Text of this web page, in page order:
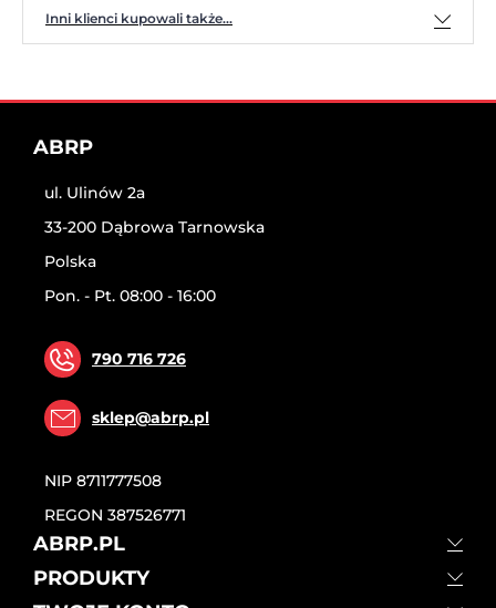
Inni klienci kupowali także...
ABRP
ul. Ulinów 2a
33-200 Dąbrowa Tarnowska
Polska
Pon. - Pt. 08:00 - 16:00
790 716 726
sklep@abrp.pl
NIP 8711777508
REGON 387526771
ABRP.PL
PRODUKTY